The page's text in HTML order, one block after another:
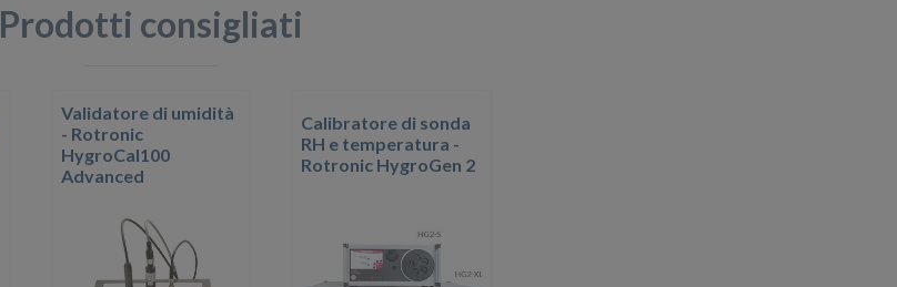
Prodotti consigliati
Validatore di umidità
- Rotronic
HygroCal100
Advanced
Calibratore di sonda
RH e temperatura -
Rotronic HygroGen 2